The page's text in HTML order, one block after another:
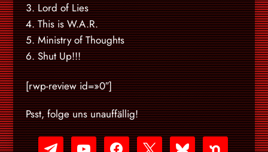
Lord of Lies
This is W.A.R.
Ministry of Thoughts
Shut Up!!!
[rwp-review id=»0″]
Psst, folge uns unauffällig!
telegramyoutube-facebookx blueskynextdoor